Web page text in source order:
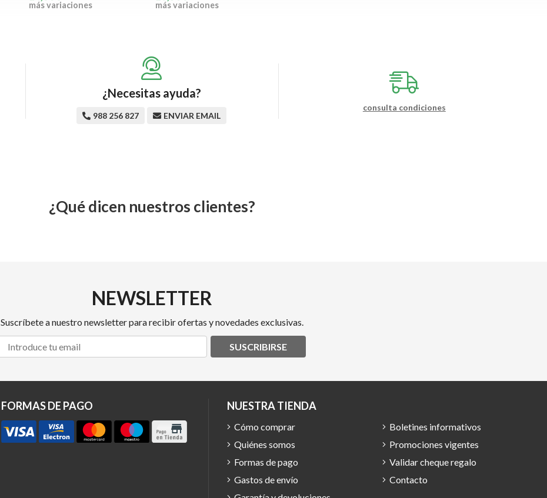
más variaciones más variaciones
¿Necesitas ayuda?
988 256 827 ENVIAR EMAIL
consulta condiciones
¿Qué dicen nuestros clientes?
NEWSLETTER
Suscríbete a nuestro newsletter para recibir ofertas y novedades exclusivas.
SUSCRIBIRSE
FORMAS DE PAGO NUESTRA TIENDA
Cómo comprar
Quiénes somos
Formas de pago
Gastos de envío
Boletines informativos
Promociones vigentes
Validar cheque regalo
Contacto